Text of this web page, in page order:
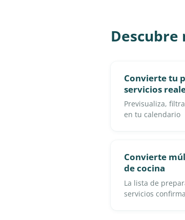
Descubre
Convierte tu
servicios
Previsualiza,
en tu calendario
Convierte
de cocina
La lista de
servicios